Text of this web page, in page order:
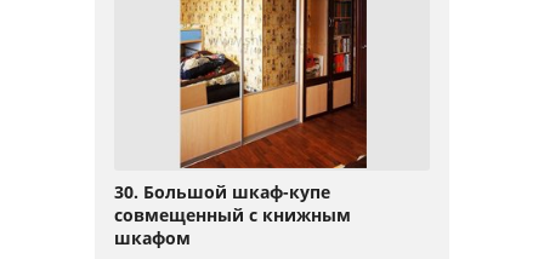
30. Большой шкаф-купе
совмещенный с книжным
шкафом